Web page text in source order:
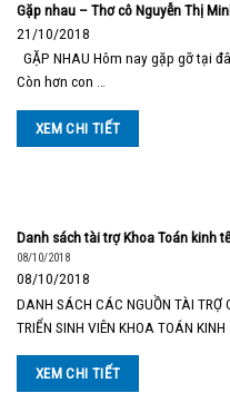
Gặp nhau – Thơ cô Nguyễn Thị
21/10/2018
GẶP NHAU Hôm nay gặp gỡ tại
Còn hơn con …
XEM CHI TIẾT
Danh sách tài trợ Khoa Toán kinh
08/10/2018
08/10/2018
DANH SÁCH CÁC NGUỒN TÀI TRỢ
TRIỂN SINH VIÊN KHOA TOÁN KINH …
XEM CHI TIẾT